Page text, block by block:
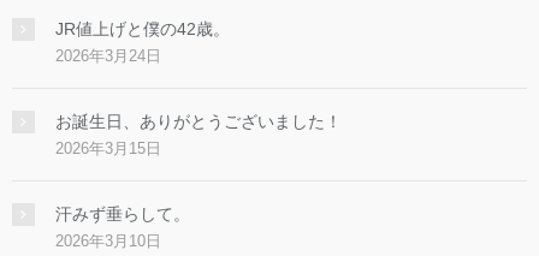
JR値上げと僕の42歳。
2026年3月24日
お誕生日、ありがとうございました！
2026年3月15日
汗みず垂らして。
2026年3月10日